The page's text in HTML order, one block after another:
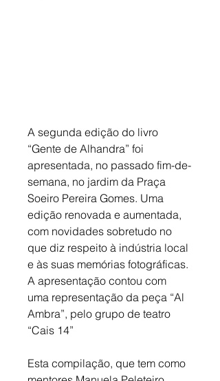
A segunda edição do livro
“Gente de Alhandra” foi
apresentada, no passado fim-de-
semana, no jardim da Praça
Soeiro Pereira Gomes. Uma
edição renovada e aumentada,
com novidades sobretudo no
que diz respeito à indústria local
e às suas memórias fotográficas.
A apresentação contou com
uma representação da peça “Al
Ambra”, pelo grupo de teatro
“Cais 14”
Esta compilação, que tem como